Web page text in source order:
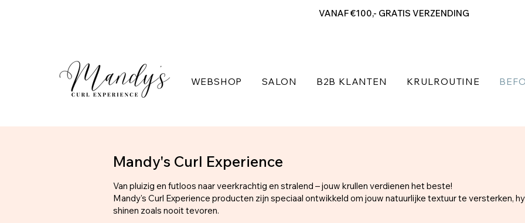
VANAF €100,- GRATIS VERZENDING
WEBSHOP SALON B2B KLANTEN KRULROUTINE
Mandy's Curl Experience
Van pluizig en futloos naar veerkrachtig en stralend – jouw krullen verdienen het beste!
Mandy's Curl Experience producten zijn speciaal ontwikkeld om jouw natuurlijke textuur te versterken,
shinen zoals nooit tevoren.